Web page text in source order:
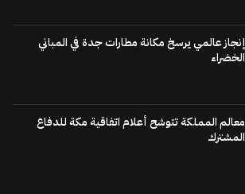
إنجاز عالمي يرسخ مكانة مطارات جدة في المباني
الخضراء
معالم المملكة تتوشح أعلام اتفاقية مكة للدفاع
المشترك